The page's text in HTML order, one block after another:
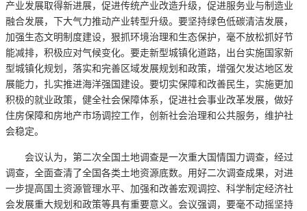
产业发展取得新进展，促进传统产业改造升级，促进服务业与制造业
融合发展，下大气力推动产业转型升级。要坚持绿色低碳清洁发展，
加强生态文明制度建设，狠抓环境治理和生态保护，毫不放松抓好节
能减排，积极应对气候变化。要走新型城镇化道路，出台实施国家新
型城镇化规划，落实和完善区域发展规划和政策，增强欠发达地区发
展能力，扎实推进海洋强国建设。要切实保障和改善民生，实施更加
积极的就业政策，健全社会保障体系，促进社会事业改革发展，做好
住房保障和房地产市场调控工作，创新社会治理和公共服务，维护社
会稳定。
会议认为，第二次全国土地调查是一次重大国情国力调查，经过
调查，全面查清了全国各类土地资源底数。用好二次调查成果，对进
一步提高国土资源管理水平、加强和改善宏观调控、科学制定经济社
会发展重大规划和政策等具有重要意义。会议强调，要毫不动摇坚持